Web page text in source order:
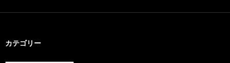
カテゴリー